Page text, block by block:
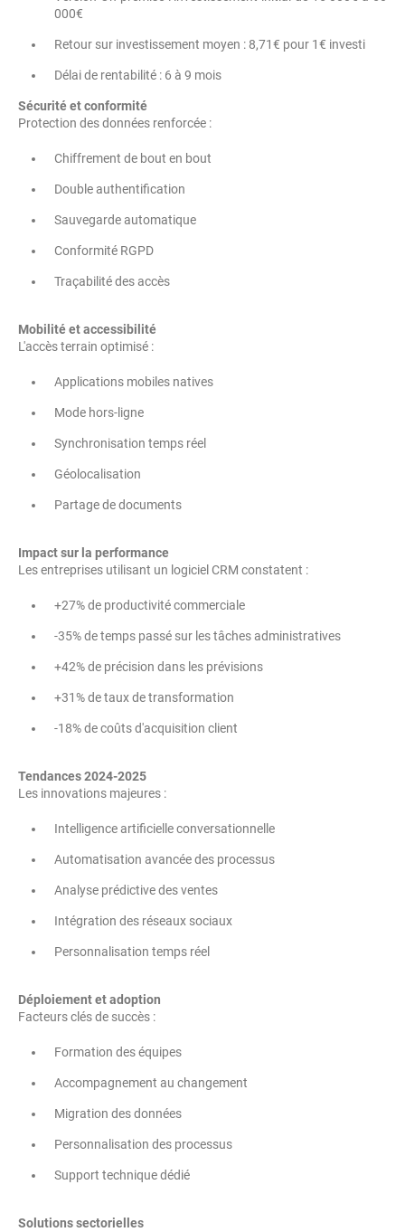
000€
Retour sur investissement moyen : 8,71€ pour 1€ investi
Délai de rentabilité : 6 à 9 mois
Sécurité et conformité
Protection des données renforcée :
Chiffrement de bout en bout
Double authentification
Sauvegarde automatique
Conformité RGPD
Traçabilité des accès
Mobilité et accessibilité
L'accès terrain optimisé :
Applications mobiles natives
Mode hors-ligne
Synchronisation temps réel
Géolocalisation
Partage de documents
Impact sur la performance
Les entreprises utilisant un logiciel CRM constatent :
+27% de productivité commerciale
-35% de temps passé sur les tâches administratives
+42% de précision dans les prévisions
+31% de taux de transformation
-18% de coûts d'acquisition client
Tendances 2024-2025
Les innovations majeures :
Intelligence artificielle conversationnelle
Automatisation avancée des processus
Analyse prédictive des ventes
Intégration des réseaux sociaux
Personnalisation temps réel
Déploiement et adoption
Facteurs clés de succès :
Formation des équipes
Accompagnement au changement
Migration des données
Personnalisation des processus
Support technique dédié
Solutions sectorielles